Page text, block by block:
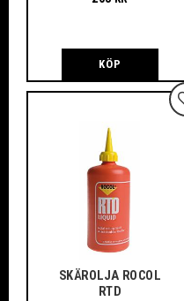
KÖP
SKÄROLJA ROCOL
RTD